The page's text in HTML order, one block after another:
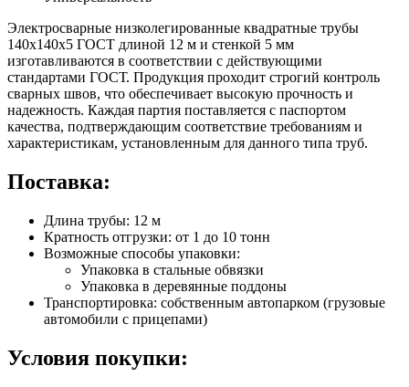
Электросварные низколегированные квадратные трубы
140х140х5 ГОСТ длиной 12 м и стенкой 5 мм
изготавливаются в соответствии с действующими
стандартами ГОСТ. Продукция проходит строгий контроль
сварных швов, что обеспечивает высокую прочность и
надежность. Каждая партия поставляется с паспортом
качества, подтверждающим соответствие требованиям и
характеристикам, установленным для данного типа труб.
Поставка:
Длина трубы: 12 м
Кратность отгрузки: от 1 до 10 тонн
Возможные способы упаковки:
Упаковка в стальные обвязки
Упаковка в деревянные поддоны
Транспортировка: собственным автопарком (грузовые
автомобили с прицепами)
Условия покупки: